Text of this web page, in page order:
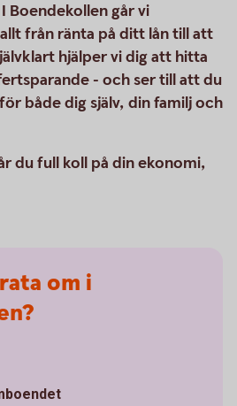
Boendekollen går vi
från ränta på ditt lån till att
hjälper vi dig att hitta
- och ser till att du
både dig själv, din familj och
du full koll på din ekonomi,
om i